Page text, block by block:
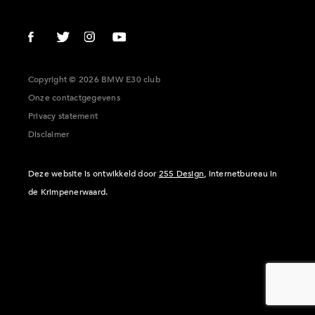
Copyright © 2026 BMW E30 club
Onze contactgegevens
Privacy statement
Disclaimer
Deze website is ontwikkeld door 255 Design, internetbureau in
de Krimpenerwaard.